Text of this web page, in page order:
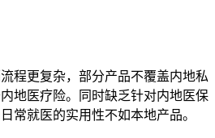
程更复杂，部分产品不覆盖内地私
地医疗险。同时缺乏针对内地医保
常就医的实用性不如本地产品。